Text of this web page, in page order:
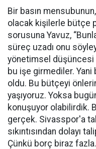
Bir basın
olacak kişilerle bütçe
sorusuna Yavuz,
süreç uzadı onu
yönetimsel düşüncesi
bu işe girmediler.
oldu. Bu bütçeyi
yaşıyoruz. Yoksa
konuşuyor olabilirdik.
gerçek. Sivasspor'a
sıkıntısından dolayı
Çünkü borç biraz